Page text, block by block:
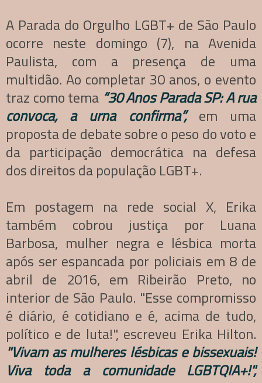
A Parada do Orgulho LGBT+ de São Paulo
ocorre neste domingo (7), na Avenida
Paulista, com a presença de uma
multidão. Ao completar 30 anos, o evento
traz como tema “30 Anos Parada SP: A rua
convoca, a urna confirma”,em uma
proposta de debate sobre o peso do voto e
da participação democrática na defesa
dos direitos da população LGBT+.
Em postagem na rede social X, Erika
também cobrou justiça por Luana
Barbosa, mulher negra e lésbica morta
após ser espancada por policiais em 8 de
abril de 2016, em Ribeirão Preto, no
interior de São Paulo. "Esse compromisso
é diário, é cotidiano e é, acima de tudo,
político e de luta!", escreveu Erika Hilton.
"Vivam as mulheres lésbicas e bissexuais!
Viva toda a comunidade LGBTQIA+!",